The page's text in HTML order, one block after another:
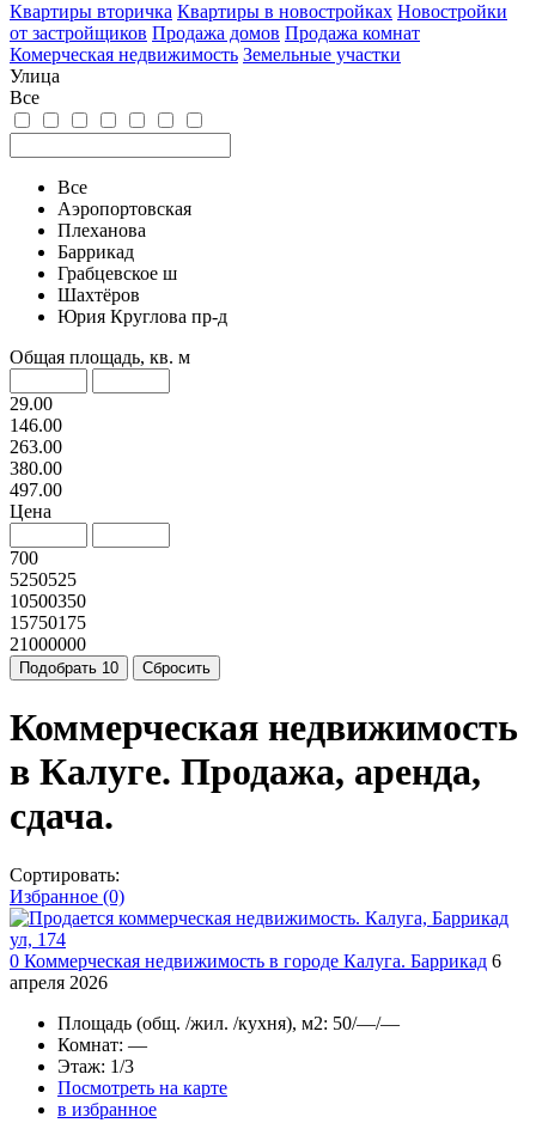
Квартиры вторичка Квартиры в новостройках Новостройки
от застройщиков Продажа домов Продажа комнат
Комерческая недвижимость Земельные участки
Улица
Все
Все
Аэропортовская
Плеханова
Баррикад
Грабцевское ш
Шахтёров
Юрия Круглова пр-д
Общая площадь, кв. м
29.00
146.00
263.00
380.00
497.00
Цена
700
5250525
10500350
15750175
21000000
Подобрать 10 Сбросить
Коммерческая недвижимость
в Калуге. Продажа, аренда,
сдача.
Сортировать:
Избранное (0)
0 Коммерческая недвижимость в городе Калуга. Баррикад 6
апреля 2026
Площадь (общ. /жил. /кухня), м2: 50/—/—
Комнат: —
Этаж: 1/3
Посмотреть на карте
в избранное